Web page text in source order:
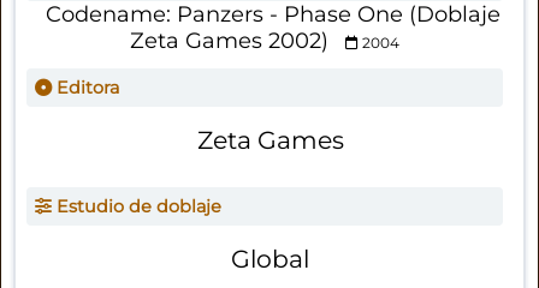
Codename: Panzers - Phase One (Doblaje
Zeta Games 2002)
2004
Editora
Zeta Games
Estudio de doblaje
Global